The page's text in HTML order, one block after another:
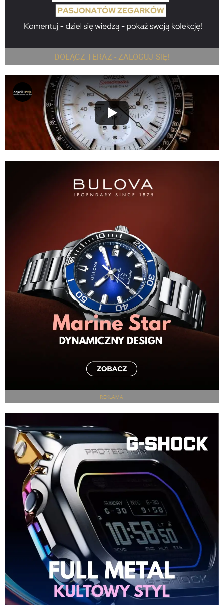
DOŁĄCZ TERAZ - ZALOGUJ SIĘ!
REKLAMA